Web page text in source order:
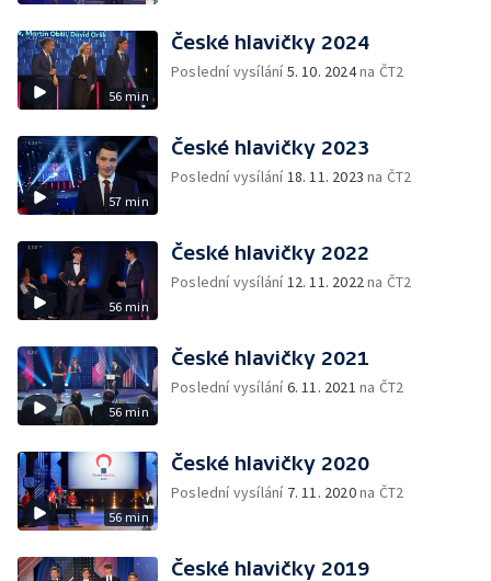
56 min
České hlavičky 2024
Poslední vysílání5. 10. 2024na ČT2
57 min
České hlavičky 2023
Poslední vysílání18. 11. 2023 na ČT2
56 min
České hlavičky 2022
Poslední vysílání12. 11. 2022na ČT2
56 min
České hlavičky 2021
Poslední vysílání6. 11. 2021 na ČT2
56 min
České hlavičky 2020
Poslední vysílání 7. 11. 2020na ČT2
České hlavičky 2019